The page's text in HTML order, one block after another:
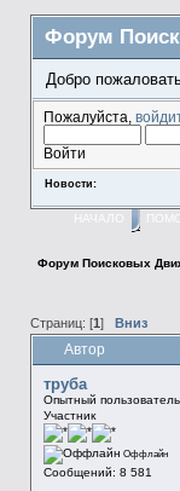
Форум
Добро
Пожалуйста,
Войти
Новости:
НАЧАЛО
Форум Поисковых
Страниц: [1 ] Вниз
Автор
труба
Опытный пользователь
Участник
Оффлайн
Сообщений: 8 581